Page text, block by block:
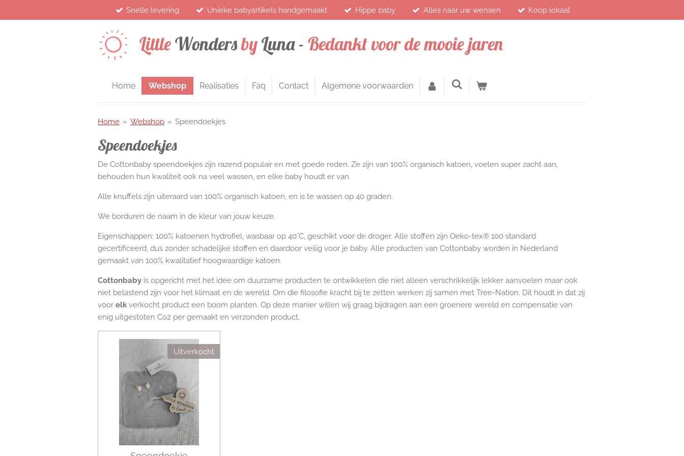
direct
Snelle levering Unieke babyartikels handgemaakt Hippe baby Alles naar uw wensen Koop lokaal
LittleWondersbyLuna - Bedankt voor de mooie jaren
Home Webshop Realisaties Faq Contact Algemene voorwaarden
Home » Webshop » Speendoekjes
Speendoekjes
De Cottonbaby speendoekjes zijn razend populair en met goede reden. Ze zijn van 100% organisch katoen, voelen super zacht aan,
behouden hun kwaliteit ook na veel wassen, en elke baby houdt er van.
Alle knuffels zijn uiteraard van 100% organisch katoen, en is te wassen op 40 graden.
We borduren de naam in de kleur van jouw keuze.
Eigenschappen: 100% katoenen hydrofiel, wasbaar op 40°C, geschikt voor de droger. Alle stoffen zijn Oeko-tex® 100 standard
gecertificeerd, dus zonder schadelijke stoffen en daardoor veilig voor je baby. Alle producten van Cottonbaby worden in Nederland
gemaakt van 100% kwalitatief hoogwaardige katoen.
Cottonbaby is opgericht met het idee om duurzame producten te ontwikkelen die niet alleen verschrikkelijk lekker aanvoelen maar ook
niet belastend zijn voor het klimaat en de wereld. Om die filosofie kracht bij te zetten werken zij samen met Tree-Nation. Dit houdt in dat zij
voor elk verkocht product een boom planten. Op deze manier willen wij graag bijdragen aan een groenere wereld en compensatie van
enig uitgestoten Co2 per gemaakt en verzonden product.
Uitverkocht